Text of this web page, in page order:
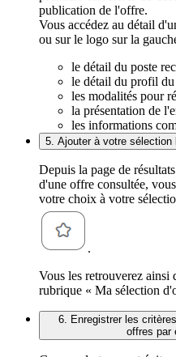
publication de l'offre.
Vous accédez au détail
ou sur le logo sur la
le détail du poste
le détail du profil du
les modalités pour
la présentation de
les informations
5. Ajouter à votre
Depuis la page de
d'une offre consultée,
votre choix à votre
.
Vous les retrouverez ainsi
rubrique « Ma sélection
6. Enregistrer les
offres par